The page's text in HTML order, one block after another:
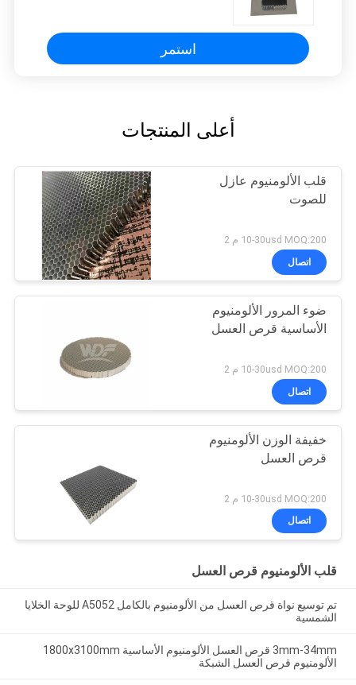
استمر
أعلى المنتجات
قلب الألومنيوم عازل
للصوت
10-30usd MOQ:200 م 2
اتصال
ضوء المرور الألومنيوم
الأساسية قرص العسل
10-30usd MOQ:200 م 2
اتصال
خفيفة الوزن الألومنيوم
قرص العسل
10-30usd MOQ:200 م 2
اتصال
قلب الألومنيوم قرص العسل
تم توسيع نواة قرص العسل من الألومنيوم بالكامل A5052 للوحة الخلايا
الشمسية
3mm-34mm قرص العسل الألومنيوم الأساسية 1800x3100mm
الألومنيوم قرص العسل الشبكة